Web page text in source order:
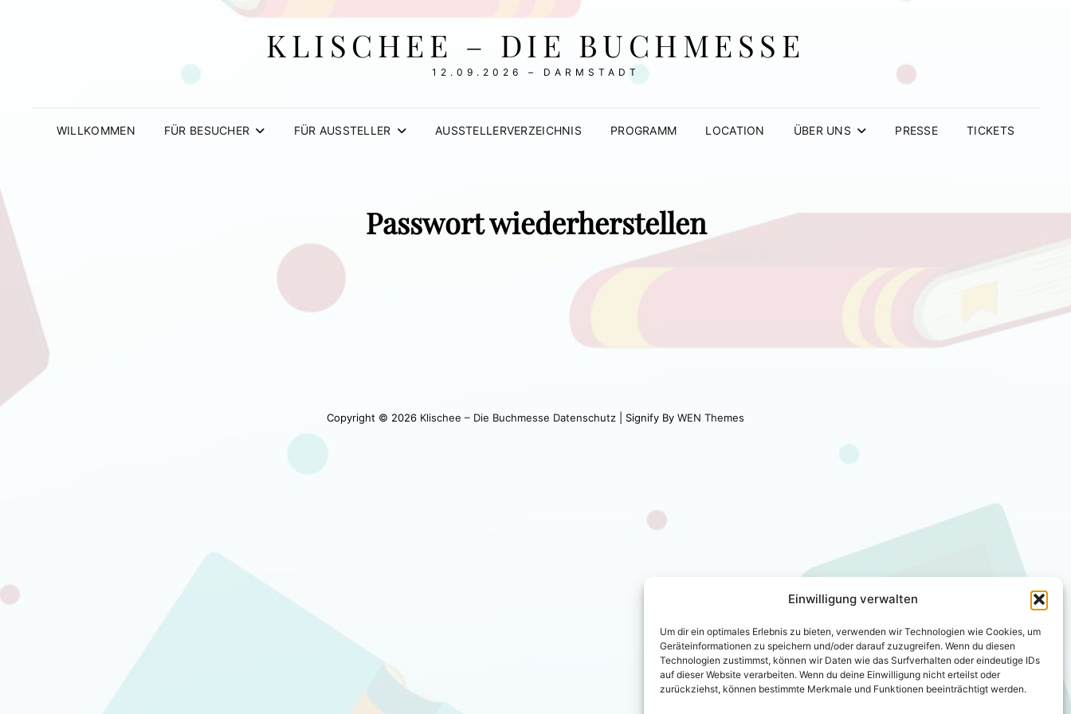
Einwilligung verwalten
Um dir ein optimales Erlebnis zu bieten, verwenden wir Technologien wie Cookies, um
Geräteinformationen zu speichern und/oder darauf zuzugreifen. Wenn du diesen
Technologien zustimmst, können wir Daten wie das Surfverhalten oder eindeutige IDs
auf dieser Website verarbeiten. Wenn du deine Einwilligung nicht erteilst oder
zurückziehst, können bestimmte Merkmale und Funktionen beeinträchtigt werden.
KLISCHEE – DIE BUCHMESSE
12.09.2026 – DARMSTADT
WILLKOMMEN FÜR BESUCHER FÜR AUSSTELLER AUSSTELLERVERZEICHNIS PROGRAMM LOCATION ÜBER UNS PRESSE TICKETS
Passwort wiederherstellen
Copyright © 2026 Klischee – Die Buchmesse Datenschutz Signify By WEN Themes